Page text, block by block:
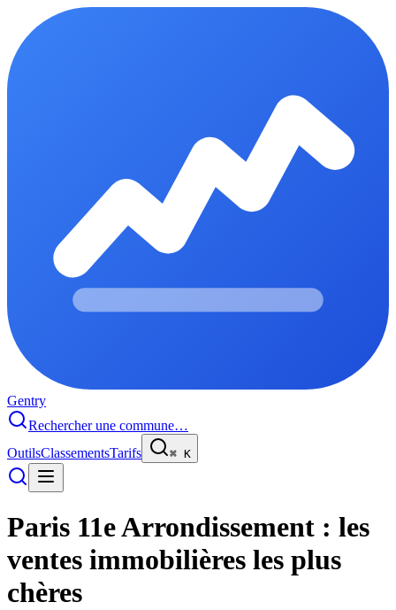
Gentry
Rechercher une commune…
OutilsClassementsTarifs ⌘ K
Paris 11e Arrondissement : les
ventes immobilières les plus
chères